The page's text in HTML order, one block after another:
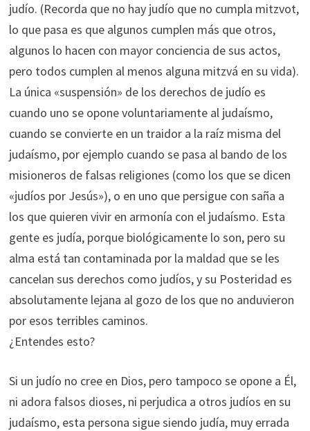
judío. (Recorda que no hay judío que no cumpla mitzvot,
lo que pasa es que algunos cumplen más que otros,
algunos lo hacen con mayor conciencia de sus actos,
pero todos cumplen al menos alguna mitzvá en su vida).
La única «suspensión» de los derechos de judío es
cuando uno se opone voluntariamente al judaísmo,
cuando se convierte en un traidor a la raíz misma del
judaísmo, por ejemplo cuando se pasa al bando de los
misioneros de falsas religiones (como los que se dicen
«judíos por Jesús»), o en uno que persigue con saña a
los que quieren vivir en armonía con el judaísmo. Esta
gente es judía, porque biológicamente lo son, pero su
alma está tan contaminada por la maldad que se les
cancelan sus derechos como judíos, y su Posteridad es
absolutamente lejana al gozo de los que no anduvieron
por esos terribles caminos.
¿Entendes esto?
Si un judío no cree en Dios, pero tampoco se opone a Él,
ni adora falsos dioses, ni perjudica a otros judíos en su
judaísmo, esta persona sigue siendo judía, muy errada